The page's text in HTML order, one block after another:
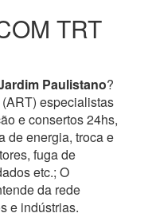
TRT
Paulistano?
especialistas
e consertos 24hs,
de energia, troca e
fuga de
etc.; O
da rede
e indústrias.